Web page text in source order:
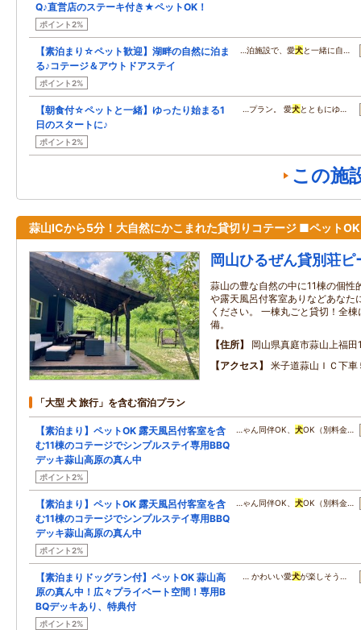
Q♪直営店のステーキ付き★ペットOK！
ポイント2%
【素泊まり☆ペット歓迎】湖畔の自然に泊ま
る♪コテージ＆アウトドアステイ
ポイント2%
…泊施設で、愛犬と一緒に自…
【朝食付☆ペットと一緒】ゆったり始まる1
日のスタートに♪
ポイント2%
…プラン。 愛犬とともにゆ…
この施
蒜山ICから5分！大自然にかこまれた貸切りコテージ ■ペット
岡山ひるぜん貸別荘ピ
蒜山の豊な自然の中に11棟の個性
や露天風呂付客室ありなどあなた
ください。 一棟丸ごと貸切！全
備。
住所
岡山県真庭市蒜山上福
アクセス
米子道蒜山ＩＣ下車
「大型 犬 旅行」を含む宿泊プラン
【素泊まり】ペットOK 露天風呂付客室を含
む11棟のコテージでシンプルステイ専用BBQ
デッキ蒜山高原の真ん中
ポイント2%
…ゃん同伴OK、 犬OK（別料金…
【素泊まり】ペットOK 露天風呂付客室を含
む11棟のコテージでシンプルステイ専用BBQ
デッキ蒜山高原の真ん中
ポイント2%
…ゃん同伴OK、 犬OK（別料金…
【素泊まりドッグラン付】ペットOK 蒜山高
原の真ん中！広々プライベート空間！専用B
BQデッキあり、特典付
ポイント2%
… かわいい愛犬が楽しそう…